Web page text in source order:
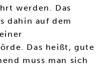
werden. Das
dahin auf dem
Das heißt, gute
muss man sich